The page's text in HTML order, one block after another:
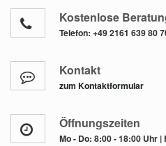
Kostenlose
Telefon: +49 2161 639 80
Kontakt
zum Kontaktformular
Öffnungszeiten
Mo - Do: 8:00 - 18:00 Uhr